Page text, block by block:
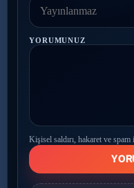
YORUMUNUZ
Kişisel saldırı, hakaret ve